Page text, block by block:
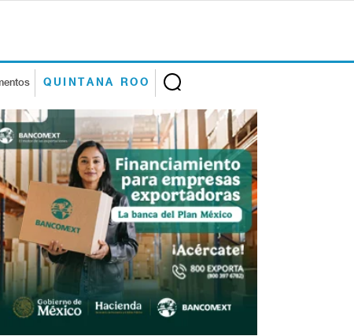
QUINTANA ROO